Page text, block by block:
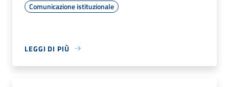
Comunicazione istituzionale
LEGGI DI PIÙ